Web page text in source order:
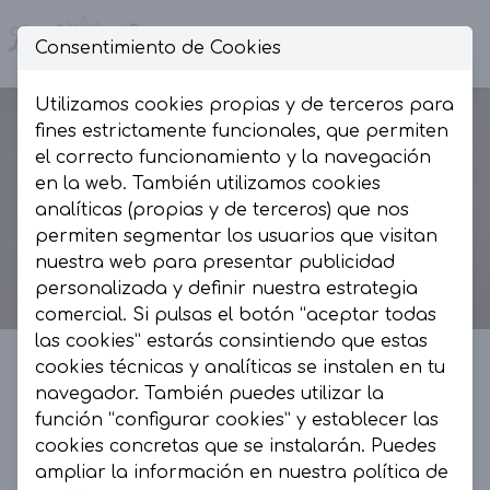
La Presumida by AR
La Presumida es un espacio de moda, muy
Consentimiento de Cookies
Utilizamos cookies propias y de terceros para
fines estrictamente funcionales, que permiten
el correcto funcionamiento y la navegación
en la web. También utilizamos cookies
analíticas (propias y de terceros) que nos
permiten segmentar los usuarios que visitan
nuestra web para presentar publicidad
personalizada y definir nuestra estrategia
comercial. Si pulsas el botón “aceptar todas
las cookies” estarás consintiendo que estas
cookies técnicas y analíticas se instalen en tu
navegador. También puedes utilizar la
función “configurar cookies” y establecer las
cookies concretas que se instalarán. Puedes
ampliar la información en nuestra política de